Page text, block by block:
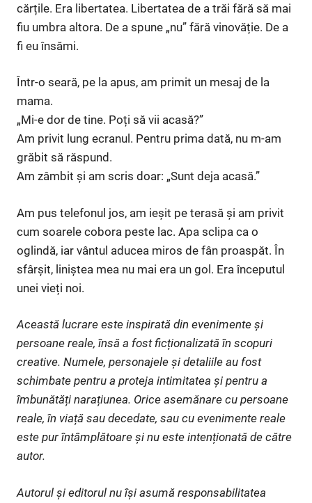
cărțile. Era libertatea. Libertatea de a trăi fără să mai
fiu umbra altora. De a spune „nu” fără vinovăție. De a
fi eu însămi.
Într-o seară, pe la apus, am primit un mesaj de la
mama.
„Mi-e dor de tine. Poți să vii acasă?”
Am privit lung ecranul. Pentru prima dată, nu m-am
grăbit să răspund.
Am zâmbit și am scris doar: „Sunt deja acasă.”
Am pus telefonul jos, am ieșit pe terasă și am privit
cum soarele cobora peste lac. Apa sclipa ca o
oglindă, iar vântul aducea miros de fân proaspăt. În
sfârșit, liniștea mea nu mai era un gol. Era începutul
unei vieți noi.
Această lucrare este inspirată din evenimente și
persoane reale, însă a fost ficționalizată în scopuri
creative. Numele, personajele și detaliile au fost
schimbate pentru a proteja intimitatea și pentru a
îmbunătăți narațiunea. Orice asemănare cu persoane
reale, în viață sau decedate, sau cu evenimente reale
este pur întâmplătoare și nu este intenționată de către
autor.
Autorul și editorul nu își asumă responsabilitatea